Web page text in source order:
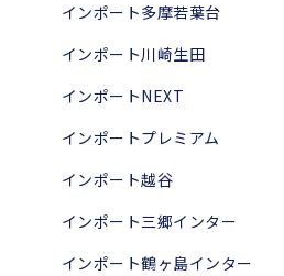
インポート多摩若葉台
インポート川崎生田
インポートNEXT
インポートプレミアム
インポート越谷
インポート三郷インター
インポート鶴ヶ島インター